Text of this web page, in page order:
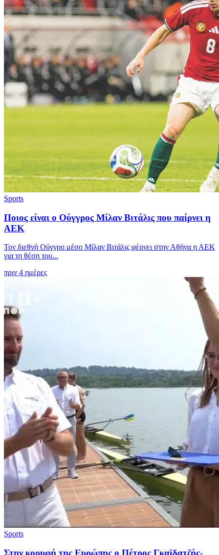
Sports
Ποιος είναι ο Ούγγρος Μίλαν Βιτάλις που παίρνει η
ΑΕΚ
Τον διεθνή Ούγγρο μέσο Μίλαν Βιτάλις φέρνει στην Αθήνα η ΑΕΚ
για τη θέση του...
πριν 4 ημέρες
Sports
Στην κορυφή της Ευρώπης ο Πέτρος Γκαϊδατζής-